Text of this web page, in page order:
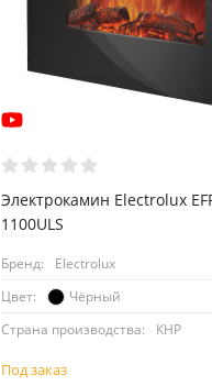
Электрокамин Electrolux
1100ULS
Бренд:
Electrolux
Цвет:
Чёрный
Страна производства:
КНР
Под заказ